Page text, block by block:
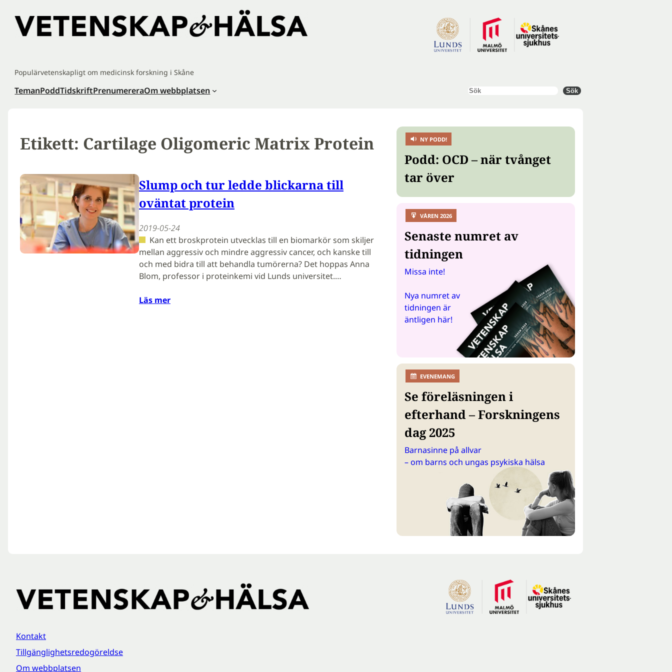
innehåll
Populärvetenskapligt om medicinsk forskning i Skåne
TemanPoddTidskriftPrenumereraOm webbplatsen Sök Sök
Etikett: Cartilage Oligomeric Matrix Protein
Slump och tur ledde blickarna till
oväntat protein
2019-05-24
Kan ett broskprotein utvecklas till en biomarkör som skiljer
mellan aggressiv och mindre aggressiv cancer, och kanske till
och med bidra till att behandla tumörerna? Det hoppas Anna
Blom, professor i proteinkemi vid Lunds universitet.…
Läs mer
NY PODD!
Podd: OCD – när tvånget
tar över
VÅREN 2026
Senaste numret av
tidningen
Missa inte!
Nya numret av
tidningen är
äntligen här!
EVENEMANG
Se föreläsningen i
efterhand – Forskningens
dag 2025
Barnasinne på allvar
– om barns och ungas psykiska hälsa
Kontakt
Tillgänglighetsredogöreldse
Om webbplatsen